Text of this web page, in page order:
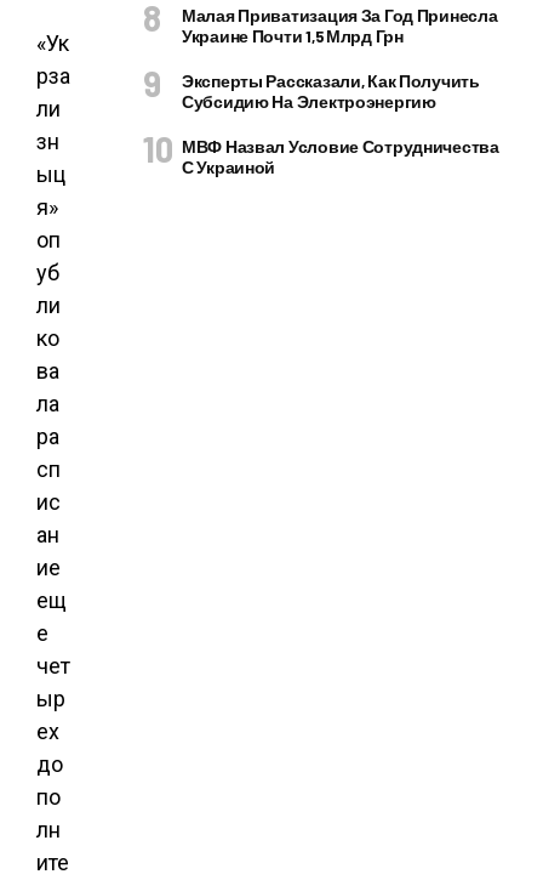
«Ук
рза
ли
зн
ыц
я»
оп
уб
ли
ко
ва
ла
ра
сп
ис
ан
ие
ещ
е
чет
ыр
ех
до
по
лн
ите
Малая Приватизация За Год Принесла
Украине Почти 1,5 Млрд Грн
Эксперты Рассказали, Как Получить
Субсидию На Электроэнергию
МВФ Назвал Условие Сотрудничества
С Украиной